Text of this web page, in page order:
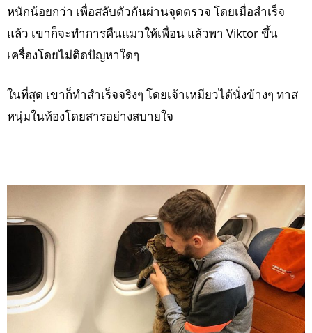
หนักน้อยกว่า เพื่อสลับตัวกันผ่านจุดตรวจ โดยเมื่อสำเร็จ
แล้ว เขาก็จะทำการคืนแมวให้เพื่อน แล้วพา Viktor ขึ้น
เครื่องโดยไม่ติดปัญหาใดๆ
ในที่สุด เขาก็ทำสำเร็จจริงๆ โดยเจ้าเหมียวได้นั่งข้างๆ ทาส
หนุ่มในห้องโดยสารอย่างสบายใจ